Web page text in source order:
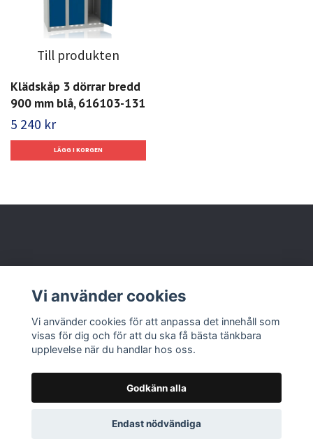
Till produkten
Klädskåp 3 dörrar bredd
900 mm blå, 616103-131
5 240 kr
Läs mer
© 2026 Nolbox AB
Vi använder cookies
Vi använder cookies för att anpassa det innehåll som
visas för dig och för att du ska få bästa tänkbara
upplevelse när du handlar hos oss.
Godkänn alla
Endast nödvändiga